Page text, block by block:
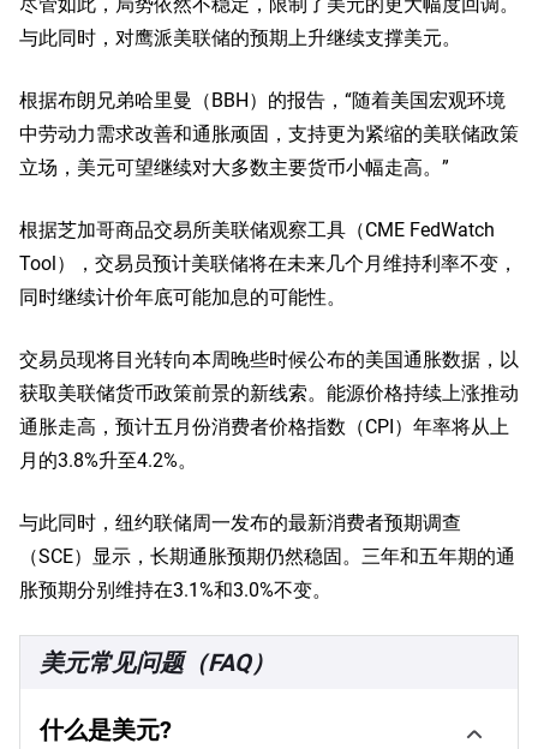
与此同时，对鹰派美联储的预期上升继续支撑美元。
根据布朗兄弟哈里曼（BBH）的报告，“随着美国宏观环境
中劳动力需求改善和通胀顽固，支持更为紧缩的美联储政策
立场，美元可望继续对大多数主要货币小幅走高。”
根据芝加哥商品交易所美联储观察工具（CME FedWatch
Tool），交易员预计美联储将在未来几个月维持利率不变，
同时继续计价年底可能加息的可能性。
交易员现将目光转向本周晚些时候公布的美国通胀数据，以
获取美联储货币政策前景的新线索。能源价格持续上涨推动
通胀走高，预计五月份消费者价格指数（CPI）年率将从上
月的3.8%升至4.2%。
与此同时，纽约联储周一发布的最新消费者预期调查
（SCE）显示，长期通胀预期仍然稳固。三年和五年期的通
胀预期分别维持在3.1%和3.0%不变。
美元常见问题（FAQ）
什么是美元?